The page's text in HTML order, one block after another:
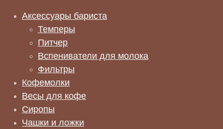
Аксессуары бариста
Темперы
Питчер
Вспениватели для молока
Фильтры
Кофемолки
Весы для кофе
Сиропы
Чашки и ложки